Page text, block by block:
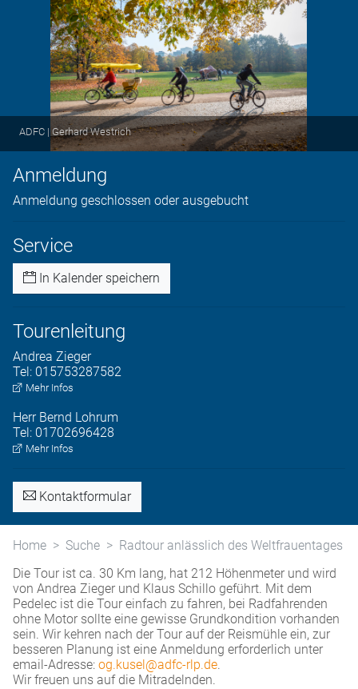
ADFC | Gerhard Westrich
Anmeldung
Anmeldung geschlossen oder ausgebucht
Service
In Kalender speichern
Tourenleitung
Andrea Zieger
Tel: 015753287582
Mehr Infos
Herr Bernd Lohrum
Tel: 01702696428
Mehr Infos
Kontaktformular
Home Suche
Radtour anlässlich des Weltfrauentages
Die Tour ist ca. 30 Km lang, hat 212 Höhenmeter und wird
von Andrea Zieger und Klaus Schillo geführt. Mit dem
Pedelec ist die Tour einfach zu fahren, bei Radfahrenden
ohne Motor sollte eine gewisse Grundkondition vorhanden
sein. Wir kehren nach der Tour auf der Reismühle ein, zur
besseren Planung ist eine Anmeldung erforderlich unter
email-Adresse: og.kusel@adfc-rlp.de.
Wir freuen uns auf die Mitradelnden.